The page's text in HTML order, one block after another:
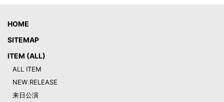
HOME
SITEMAP
ITEM (ALL)
ALL ITEM
NEW RELEASE
来日公演